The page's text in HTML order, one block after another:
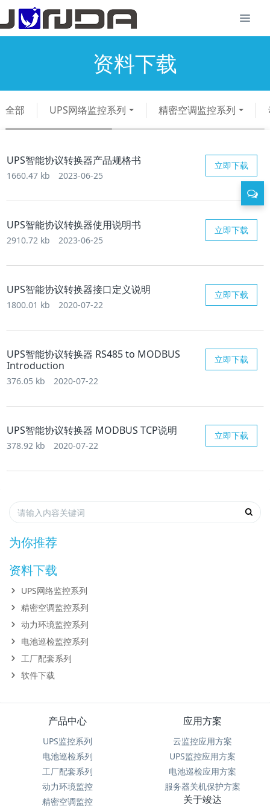
资料下载
全部 UPS网络监控系列 精密空调监控系列
立即下载
UPS智能协议转换器产品规格书
1660.47 kb 2023-06-25
立即下载
UPS智能协议转换器使用说明书
2910.72 kb 2023-06-25
立即下载
UPS智能协议转换器接口定义说明
1800.01 kb 2020-07-22
立即下载
UPS智能协议转换器 RS485 to MODBUS
Introduction
376.05 kb 2020-07-22
立即下载
UPS智能协议转换器 MODBUS TCP说明
378.92 kb 2020-07-22
为你推荐
资料下载
UPS网络监控系列
精密空调监控系列
动力环境监控系列
电池巡检监控系列
工厂配套系列
软件下载
产品中心
UPS监控系列
电池巡检系列
工厂配套系列
动力环境监控
精密空调监控
应用方案
云监控应用方案
UPS监控应用方案
电池巡检应用方案
服务器关机保护方案
关于竣达